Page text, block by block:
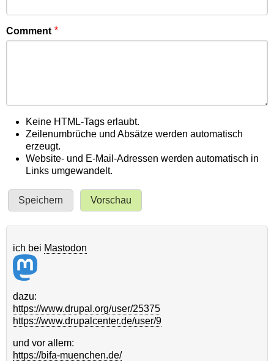
Comment
Keine HTML-Tags erlaubt.
Zeilenumbrüche und Absätze werden automatisch
erzeugt.
Website- und E-Mail-Adressen werden automatisch in
Links umgewandelt.
ich bei Mastodon
dazu:
https://www.drupal.org/user/25375
https://www.drupalcenter.de/user/9
und vor allem:
https://bifa-muenchen.de/